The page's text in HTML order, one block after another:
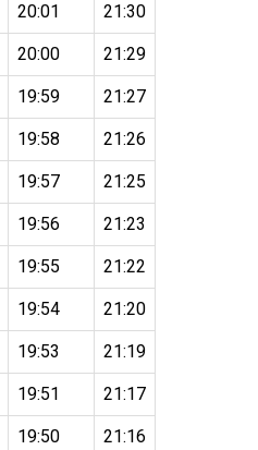
20:01 21:30
20:00 21:29
19:59 21:27
19:58 21:26
19:57 21:25
19:56 21:23
19:55 21:22
19:54 21:20
19:53 21:19
19:51 21:17
19:50 21:16